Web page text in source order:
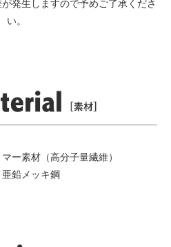
発生しますので予めご了承くださ
い。
ー素材（高分子量繊維）
鉛メッキ鋼